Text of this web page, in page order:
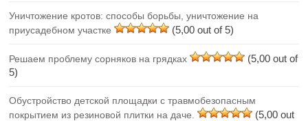
Уничтожение кротов: способы борьбы, уничтожение на
приусадебном участке
(5,00 out of 5)
Решаем проблему сорняков на грядках
(5,00 out of
5)
Обустройство детской площадки с травмобезопасным
покрытием из резиновой плитки на даче.
(5,00 out